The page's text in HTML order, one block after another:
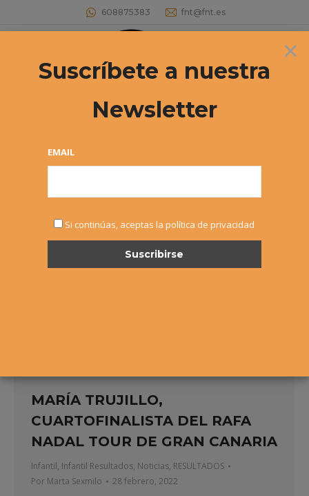
608875383 fnt@fnt.es
Buscar:
Archivos diarios: 28 febrero, 2022
MARÍA TRUJILLO,
CUARTOFINALISTA DEL RAFA
NADAL TOUR DE GRAN CANARIA
Infantil, Infantil Resultados, Noticias, RESULTADOS
Por Marta Sexmilo 28 febrero, 2022
×
Suscríbete a nuestra
Newsletter
EMAIL
Si continúas, aceptas la política de privacidad